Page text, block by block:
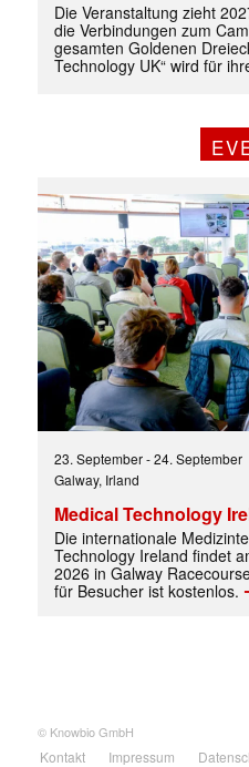
Die Veranstaltung zieht
die Verbindungen zum
gesamten Goldenen
Technology UK“ wird für
23. September-24. September
Galway, Irland
Medical Technology
Die internationale
Technology Ireland findet
2026 in Galway
für Besucher ist kostenlos.
© Knowbio GmbH
Kontakt Impressum